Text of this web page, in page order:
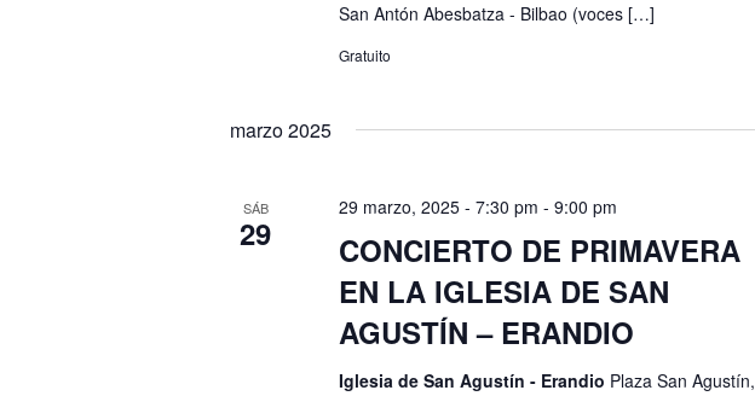
San Antón Abesbatza - Bilbao (voces […]
Gratuito
marzo 2025
SÁB
29
CONCIERTO DE PRIMAVERA
EN LA IGLESIA DE SAN
AGUSTÍN – ERANDIO
29 marzo, 2025 - 7:30 pm -9:00 pm
Iglesia de San Agustín - Erandio Plaza San Agustín,